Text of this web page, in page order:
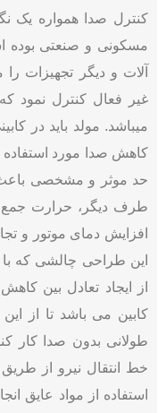
کنترل صدا همواره یک
مسکونی و صنعتی بوده
آلات و دیگر تجهیزات
غیر فعال کنترل نمود
میباشد. مولد باید در
کاهش صدا مورد استفاده
حد موثر و مشخصی
طرف دیگر، حرارت جمع
افزایش دمای موتور و
این طراحی چالشی که
از ایجاد تعادل بین
کابین می باشد تا از
طولانی بدون صدا کار
خط انتقال نیرو از
استفاده از مواد عایق